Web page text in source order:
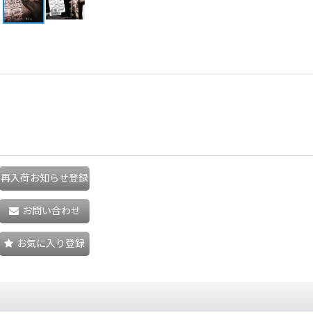
再入荷お知らせ登録
お問い合わせ
お気に入り登録